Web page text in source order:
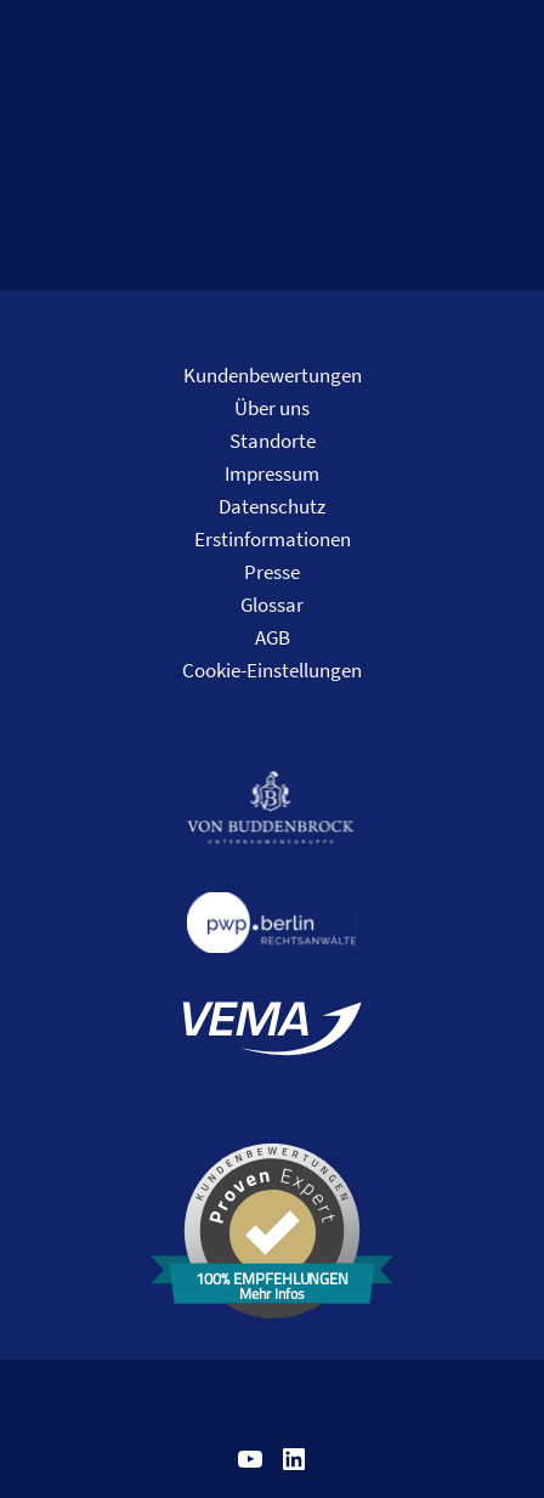
Kundenbewertungen
Über uns
Standorte
Impressum
Datenschutz
Erstinformationen
Presse
Glossar
AGB
Cookie-Einstellungen
100% EMPFEHLUNGEN
Mehr Infos
YouTube LinkedIn